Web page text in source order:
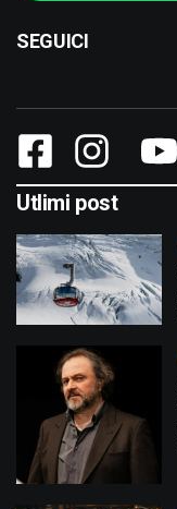
SEGUICI
Utlimi post